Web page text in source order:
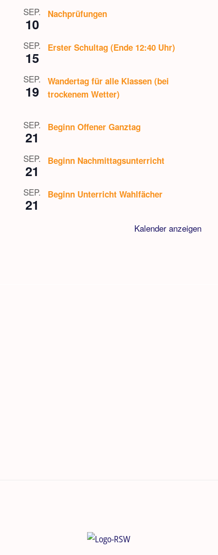
SEP.
10
Nachprüfungen
SEP.
15
Erster Schultag (Ende 12:40 Uhr)
SEP.
19
Wandertag für alle Klassen (bei
trockenem Wetter)
SEP.
21
Beginn Offener Ganztag
SEP.
21
Beginn Nachmittagsunterricht
SEP.
21
Beginn Unterricht Wahlfächer
Kalender anzeigen